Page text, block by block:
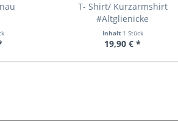
T- Shirt/ Kurzarmshirt
#Altglienicke
Inhalt 1 Stück
19,90 € *